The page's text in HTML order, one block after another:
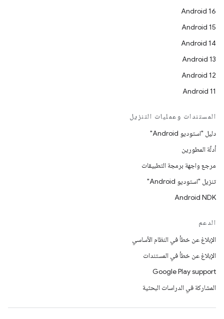
Android 16
Android 15
Android 14
Android 13
Android 12
Android 11
المستندات وعمليات التنزيل
دليل "استوديو Android"
أدلّة المطورين
مرجع واجهة برمجة التطبيقات
تنزيل "استوديو Android"
Android NDK
الدعم
الإبلاغ عن خطأ في النظام الأساسي
الإبلاغ عن خطأ في المستندات
Google Play support
المشاركة في الدراسات البحثية